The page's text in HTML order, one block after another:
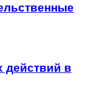
действий в